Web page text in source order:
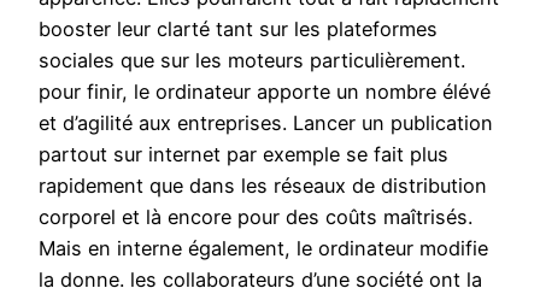
booster leur clarté tant sur les plateformes
sociales que sur les moteurs particulièrement.
pour finir, le ordinateur apporte un nombre élévé
et d’agilité aux entreprises. Lancer un publication
partout sur internet par exemple se fait plus
rapidement que dans les réseaux de distribution
corporel et là encore pour des coûts maîtrisés.
Mais en interne également, le ordinateur modifie
la donne. les collaborateurs d’une société ont la